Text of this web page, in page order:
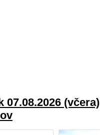
07.08.2026 (včera)